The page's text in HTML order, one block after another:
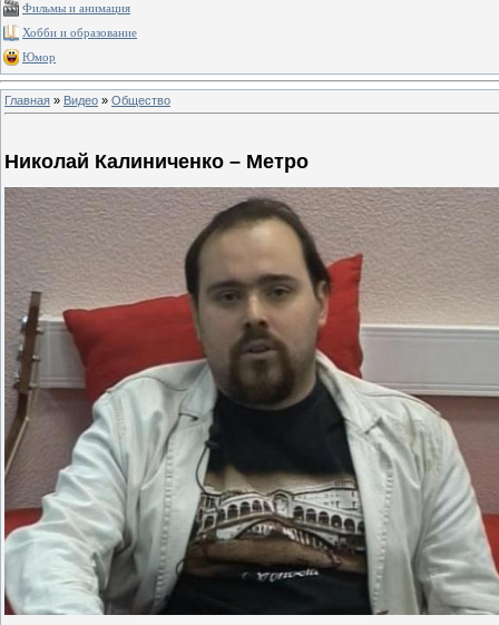
Фильмы и анимация
Хобби и образование
Юмор
Главная » Видео » Общество
Николай Калиниченко – Метро